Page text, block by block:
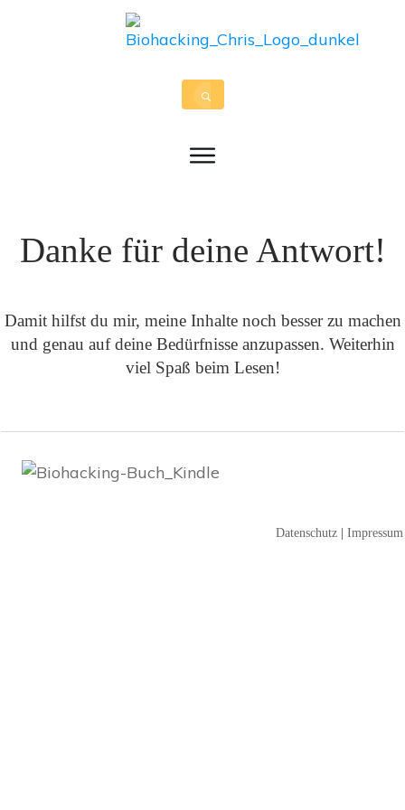
Danke für deine Antwort!
Damit hilfst du mir, meine Inhalte noch besser zu machen
und genau auf deine Bedürfnisse anzupassen. Weiterhin
viel Spaß beim Lesen!
Datenschutz Impressum